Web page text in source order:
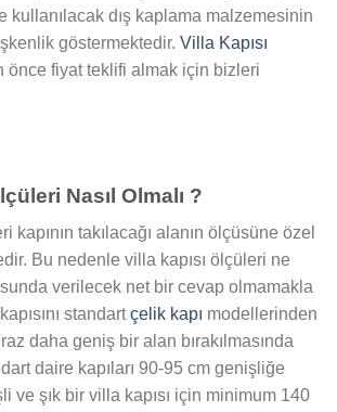
kullanılacak dış kaplama malzemesinin
göstermektedir. Villa Kapısı
önce fiyat teklifi almak için bizleri
Nasıl Olmalı ?
kapının takılacağı alanın ölçüsüne özel
Bu nedenle villa kapısı ölçüleri ne
verilecek net bir cevap olmamakla
standartçelik kapı modellerinden
daha geniş bir alan bırakılmasında
daire kapıları 90-95 cm genişliğe
ve şık bir villa kapısı için minimum 140